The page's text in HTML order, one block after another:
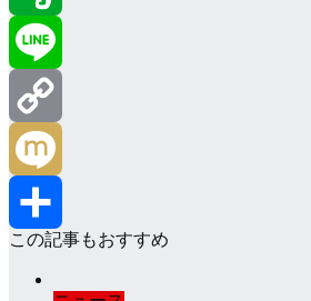
Evernote
Line
Copy
Link
Mixi
この記事もおすすめ